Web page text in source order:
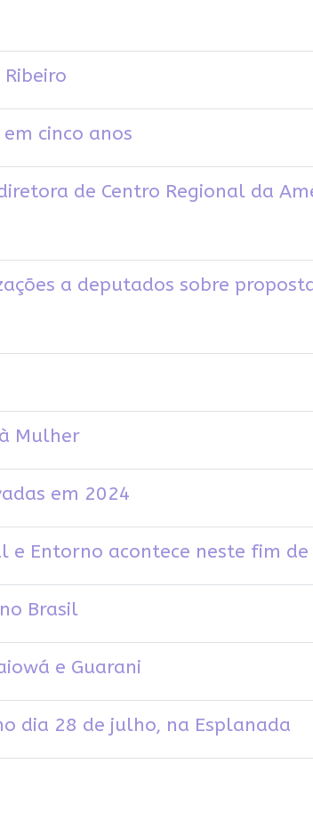
cinco anos
de Centro Regional da
a deputados sobre
Mulher
em 2024
e Entorno acontece neste fim
Brasil
e Guarani
dia 28 de julho, na Esplanada